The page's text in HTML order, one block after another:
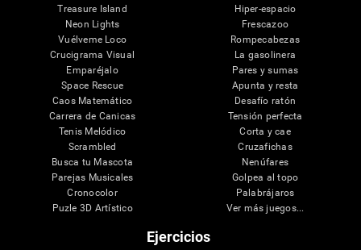
Treasure Island
Neon Lights
Vuélveme Loco
Crucigrama Visual
Emparéjalo
Space Rescue
Caos Matemático
Carrera de Canicas
Tenis Melódico
Scrambled
Busca tu Mascota
Parejas Musicales
Cronocolor
Puzle 3D Artístico
Hiper-espacio
Frescazoo
Rompecabezas
La gasolinera
Pares y sumas
Apunta y resta
Desafío ratón
Tensión perfecta
Corta y cae
Cruzafichas
Nenúfares
Golpea al topo
Palabrájaros
Ver más juegos...
Ejercicios